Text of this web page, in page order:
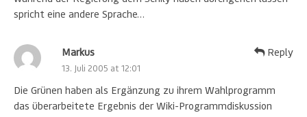
spricht eine andere Sprache…
Markus
13. Juli 2005 at 12:01
Die Grünen haben als Ergänzung zu ihrem Wahlprogramm
das überarbeitete Ergebnis der Wiki-Programmdiskussion
Reply